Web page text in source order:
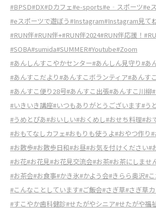
#BPSD#DX#Dカフェ#e-sports#e‐スポーツ#e
#eスポーツで遊ぼう#Instagram#Instagram見て
#RUN伴#RUN伴+#RUN伴2024#RUN伴応援！
#SOBA#sumida#SUMMER#Youtube#Zoom
#あんしんすこやかセンター#あんしん見守り#あ
#あんすこだより#あんすこボランティア#あんす
#あんすこ便り28号#あんすこ出張#あんすこ川柳
#いきいき講座#いつもありがとうございます#う
#うめとぴあ#おいしい#おくめし#おせち料理#お
#おもてなしカフェ#おもりも使うよ#おやつ作り#
#お散歩#お散歩日和#お昼#お気を付けください#
#お花#お花見#お花見交流会#お茶#お茶にしませ
#お茶会#お食事#かき氷#かよう会#きらら奥沢#
#こんなことしています#ご飯会#さぎ草#さぎ草
#すこやか歯科健診#せたがやシニア#せたがや福